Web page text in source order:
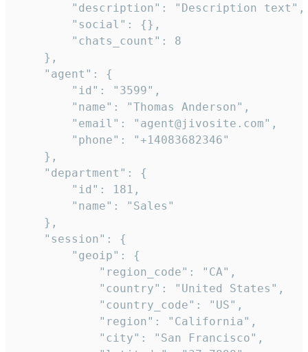
        "description": "Description text",
        "social": {},
        "chats_count": 8
    },
    "agent": {
        "id": "3599",
        "name": "Thomas Anderson",
        "email": "agent@jivosite.com",
        "phone": "+14083682346"
    },
    "department": {
        "id": 181,
        "name": "Sales"
    },
    "session": {
        "geoip": {
            "region_code": "CA",
            "country": "United States",
            "country_code": "US",
            "region": "California",
            "city": "San Francisco",